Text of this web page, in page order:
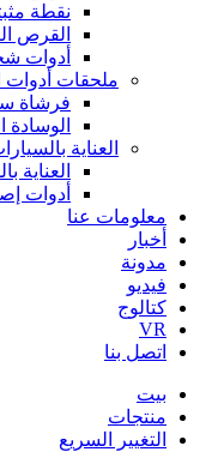
نقطة
القرص
أدوات
ملحقات أدوات
فرشاة
الوسادة
العناية
العناية
أدوات
معلومات عنا
أخبار
مدونة
فيديو
كتالوج
VR
اتصل بنا
بيت
منتجات
التغيير السريع